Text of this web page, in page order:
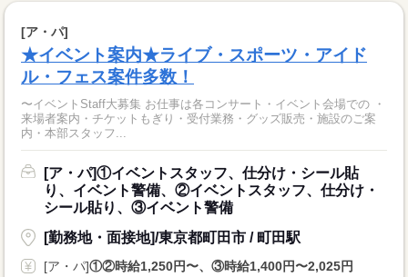
[ア・パ]
★イベント案内★ライブ・スポーツ・アイド
ル・フェス案件多数！
〜イベントStaff大募集 お仕事は各コンサート・イベント会場での ・
来場者案内・チケットもぎり・受付業務・グッズ販売・施設のご案
内・本部スタッフ...
[ア・パ]①イベントスタッフ、仕分け・シール貼
り、イベント警備、②イベントスタッフ、仕分け・
シール貼り、③イベント警備
[勤務地・面接地]/東京都町田市 / 町田駅
[ア・パ]①②時給1,250円〜、③時給1,400円〜2,025円